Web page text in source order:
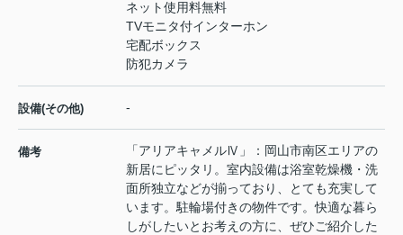
ネット使用料無料
TVモニタ付インターホン
宅配ボックス
防犯カメラ
設備(その他) -
備考
「アリアキャメルⅣ」：岡山市南区エリアの
新居にピッタリ。室内設備は浴室乾燥機・洗
面所独立などが揃っており、とても充実して
います。駐輪場付きの物件です。快適な暮ら
しがしたいとお考えの方に、ぜひご紹介した